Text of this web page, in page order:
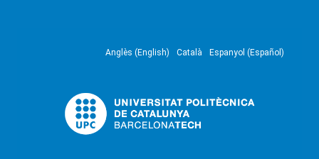
Anglès (English) Català Espanyol (Español)